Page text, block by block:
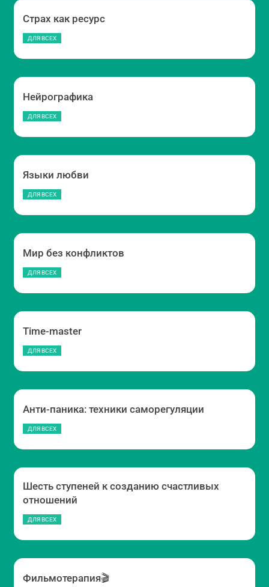
Страх как ресурс
ДЛЯ ВСЕХ
Нейрографика
ДЛЯ ВСЕХ
Языки любви
ДЛЯ ВСЕХ
Мир без конфликтов
ДЛЯ ВСЕХ
Time-master
ДЛЯ ВСЕХ
Анти-паника: техники саморегуляции
ДЛЯ ВСЕХ
Шесть ступеней к созданию счастливых
отношений
ДЛЯ ВСЕХ
Фильмотерапия🎬